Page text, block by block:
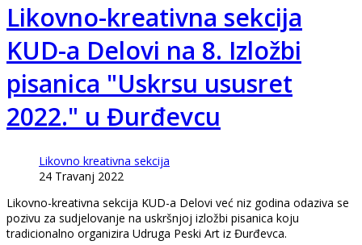
Likovno-kreativna sekcija
KUD-a Delovi na 8. Izložbi
pisanica "Uskrsu ususret
2022." u Đurđevcu
Likovno kreativna sekcija
24 Travanj 2022
Likovno-kreativna sekcija KUD-a Delovi već niz godina odaziva se
pozivu za sudjelovanje na uskršnjoj izložbi pisanica koju
tradicionalno organizira Udruga Peski Art iz Đurđevca.